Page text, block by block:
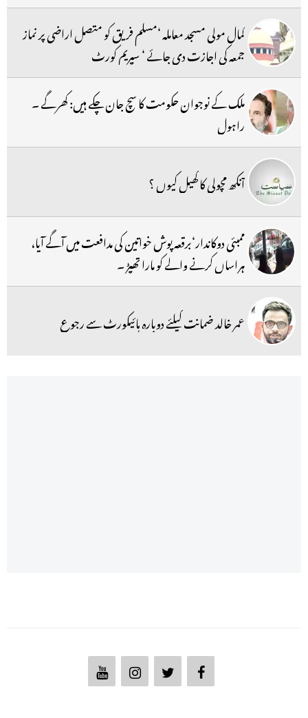
کمال مولی مسجد معاملہ ‘مسلم فریق کو متصل اراضی پر نماز
جمعہ کی اجازت دی جائے ‘ سپریم کورٹ
ملک کے نوجوان حکومت کا سچ جان چکے ہیں: کھرگے ۔
راہول
آنکھ مچولی کا کھیل کیوں ؟
ممبئی دوکاندار‘برقعہ پوش خواتین کی مدافعت میں آگے آیا،
ہراساں کرنے والے کو مارا تھپڑ ۔
عمر خالد ضمانت کیلئے دوبارہ ہائیکورٹ سے رجوع